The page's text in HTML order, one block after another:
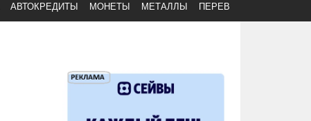
АВТОКРЕДИТЫ МОНЕТЫ МЕТАЛЛЫ ПЕРЕВОДЫ